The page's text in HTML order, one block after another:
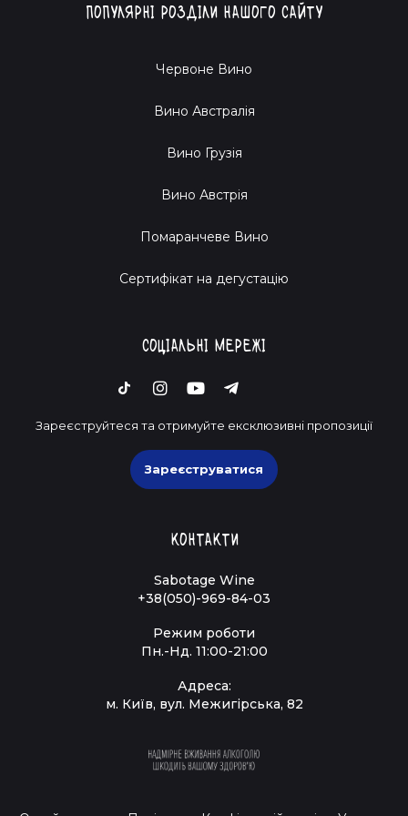
Популярні розділи нашого сайту
Червоне Вино
Вино Австралія
Вино Грузія
Вино Австрія
Помаранчеве Вино
Cертифікат на дегустацію
Соціальні мережі
Зареєструйтеся та отримуйте ексклюзивні пропозиції
Зареєструватися
Контакти
Sabotage Wine
+38(050)-969-84-03
Режим роботи
Пн.-Нд. 11:00-21:00
Адреса:
м. Київ, вул. Межигірська, 82